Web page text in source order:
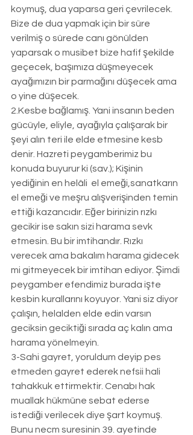
koymuş, dua yaparsa geri çevrilecek.
Bize de dua yapmak için bir süre
verilmiş o sürede canı gönülden
yaparsak o musibet bize hafif şekilde
geçecek, başımıza düşmeyecek
ayağımızın bir parmağını düşecek ama
o yine düşecek.
2.Kesbe bağlamış. Yani insanın beden
gücüyle, eliyle, ayağıyla çalışarak bir
şeyi alın teri ile elde etmesine kesb
denir. Hazreti peygamberimiz bu
konuda buyurur ki (sav.); Kişinin
yediğinin en helâli  el emeği,sanatkarın
el emeği ve meşru alışverişinden temin
ettiği kazancıdır. Eğer birinizin rızkı
gecikir ise sakın sizi harama sevk
etmesin. Bu bir imtihandır. Rızkı
verecek ama bakalım harama gidecek
mi gitmeyecek bir imtihan ediyor. Şimdi
peygamber efendimiz burada işte
kesbin kurallarını koyuyor. Yani siz diyor
çalışın, helalden elde edin varsın
geciksin geciktiği sırada aç kalın ama
harama yönelmeyin.
3-Sahi gayret, yoruldum deyip pes
etmeden gayret ederek nefsii hali
tahakkuk ettirmektir. Cenabı hak
muallak hükmüne sebat ederse
istediği verilecek diye şart koymuş.
Bunu necm suresinin 39. ayetinde